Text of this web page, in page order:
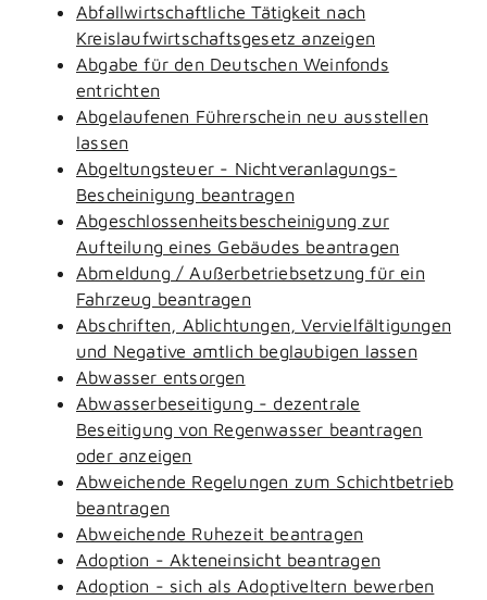
Abfallwirtschaftliche Tätigkeit nach
Kreislaufwirtschaftsgesetz anzeigen
Abgabe für den Deutschen Weinfonds
entrichten
Abgelaufenen Führerschein neu ausstellen
lassen
Abgeltungsteuer - Nichtveranlagungs-
Bescheinigung beantragen
Abgeschlossenheitsbescheinigung zur
Aufteilung eines Gebäudes beantragen
Abmeldung / Außerbetriebsetzung für ein
Fahrzeug beantragen
Abschriften, Ablichtungen, Vervielfältigungen
und Negative amtlich beglaubigen lassen
Abwasser entsorgen
Abwasserbeseitigung - dezentrale
Beseitigung von Regenwasser beantragen
oder anzeigen
Abweichende Regelungen zum Schichtbetrieb
beantragen
Abweichende Ruhezeit beantragen
Adoption - Akteneinsicht beantragen
Adoption - sich als Adoptiveltern bewerben